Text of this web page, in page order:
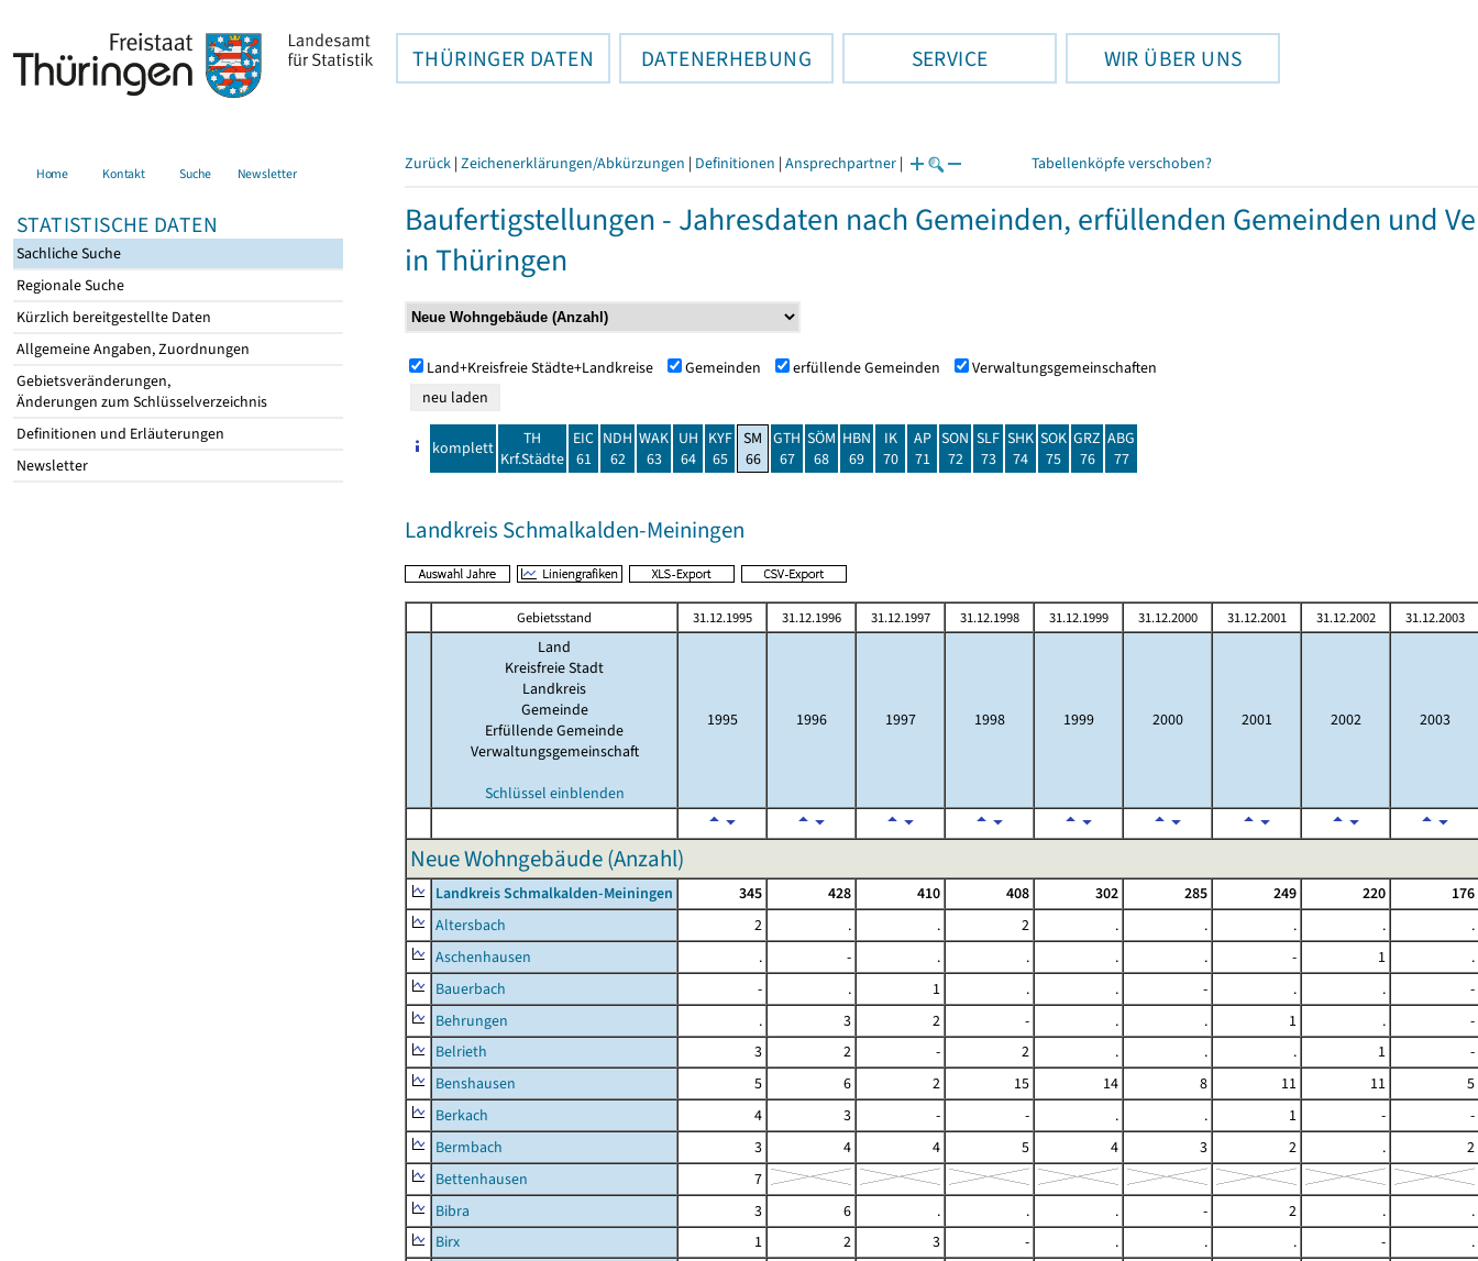
THÜRINGER DATEN DATENERHEBUNG SERVICE WIR ÜBER UNS
Home Kontakt Suche Newsletter
STATISTISCHE DATEN
Sachliche Suche
Regionale Suche
Kürzlich bereitgestellte Daten
Allgemeine Angaben, Zuordnungen
Gebietsveränderungen,
Änderungen zum Schlüsselverzeichnis
Definitionen und Erläuterungen
Newsletter
Zurück | Zeichenerklärungen/Abkürzungen | Definitionen | Ansprechpartner | Tabellenköpfe verschoben?
Baufertigstellungen - Jahresdaten nach Gemeinden, erfüllenden Gemeinden und
in Thüringen
Land+Kreisfreie Städte+Landkreise Gemeinden erfüllende Gemeinden Verwaltungsgemeinschaften
komplett
TH
Krf.Städte
EIC
61
NDH
62
WAK
63
UH
64
KYF
65
SM
66
GTH
67
SÖM
68
HBN
69
IK
70
AP
71
SON
72
SLF
73
SHK
74
SOK
75
GRZ
76
ABG
77
Landkreis Schmalkalden-Meiningen
Gebietsstand 31.12.1995 31.12.1996 31.12.1997 31.12.1998 31.12.1999 31.12.2000 31.12.2001 31.12.2002 31.12.2003
Land
Kreisfreie Stadt
Landkreis
Gemeinde
Erfüllende Gemeinde
Verwaltungsgemeinschaft
Schlüssel einblenden
1995 1996 1997 1998 1999 2000 2001 2002 2003
Neue Wohngebäude (Anzahl)
Landkreis Schmalkalden-Meiningen 345 428 410 408 302 285 249 220
176
Altersbach
2 . . 2 . . . .
.
Aschenhausen
. - . . . . - 1
.
Bauerbach
- . 1 . . - . .
-
Behrungen
. 3 2 - . . 1 .
-
Belrieth
3 2 - 2 . . . 1
-
Benshausen
5 6 2 15 14 8 11 11
5
Berkach
4 3 - - . . 1 -
-
Bermbach
3 4 4 5 4 3 2 .
2
Bettenhausen
7
Bibra
3 6 . . . - 2 .
.
Birx
1 2 3 - . . . -
.